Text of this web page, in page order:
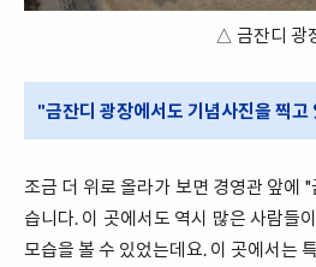
△ 금잔디 광
"금잔디 광장에서도 기념사진을 찍고
조금 더 위로 올라가 보면 경영관 앞에
습니다. 이 곳에서도 역시 많은 사람들
모습을 볼 수 있었는데요. 이 곳에서는